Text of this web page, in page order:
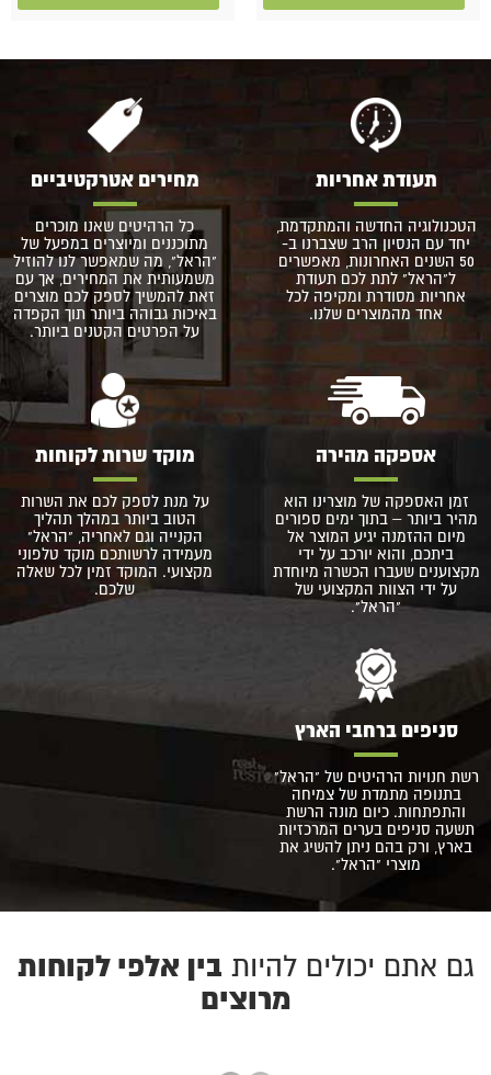
תעודת אחריות
הטכנולוגיה החדשה והמתקדמת,
יחד עם הנסיון הרב שצברנו ב-
50 השנים האחרונות, מאפשרים
ל"הראל" לתת לכם תעודת
אחריות מסודרת ומקיפה לכל
אחד מהמוצרים שלנו.
מחירים אטרקטיביים
כל הרהיטים שאנו מוכרים
מתוכננים ומיוצרים במפעל של
"הראל", מה שמאפשר לנו להוזיל
משמעותית את המחירים, אך עם
זאת להמשיך לספק לכם מוצרים
באיכות גבוהה ביותר תוך הקפדה
על הפרטים הקטנים ביותר.
אספקה מהירה
זמן האספקה של מוצרינו הוא
מהיר ביותר – בתוך ימים ספורים
מיום ההזמנה יגיע המוצר אל
ביתכם, והוא יורכב על ידי
מקצוענים שעברו הכשרה מיוחדת
על ידי הצוות המקצועי של
"הראל".
מוקד שרות לקוחות
על מנת לספק לכם את השרות
הטוב ביותר במהלך תהליך
הקנייה וגם לאחריה, "הראל"
מעמידה לרשותכם מוקד טלפוני
מקצועי. המוקד זמין לכל שאלה
שלכם.
סניפים ברחבי הארץ
רשת חנויות הרהיטים של "הראל"
בתנופה מתמדת של צמיחה
והתפתחות. כיום מונה הרשת
תשעה סניפים בערים המרכזיות
בארץ, ורק בהם ניתן להשיג את
מוצרי "הראל".
גם אתם יכולים להיות בין אלפי לקוחות
מרוצים